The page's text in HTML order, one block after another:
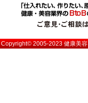
Copyright© 2005-2023健康美